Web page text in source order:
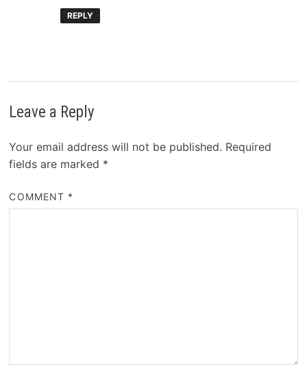
REPLY
Leave a Reply
Your email address will not be published. Required
fields are marked *
COMMENT *